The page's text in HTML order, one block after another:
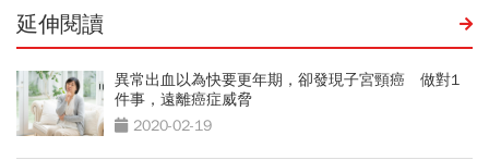
延伸閱讀
異常出血以為快要更年期，卻發現子宮頸癌 做對1
件事，遠離癌症威脅
2020-02-19